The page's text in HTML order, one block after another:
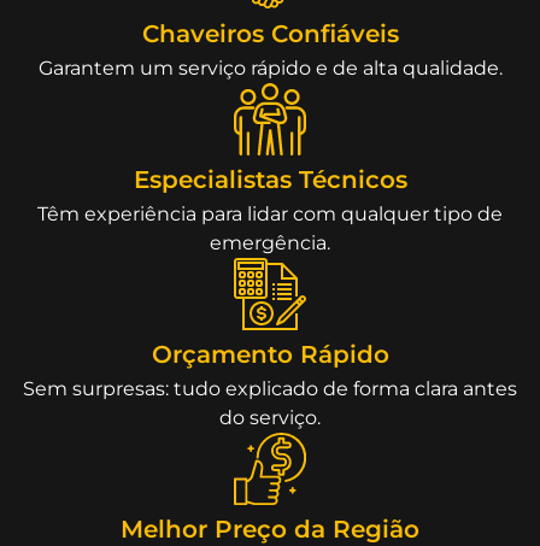
Chaveiros Confiáveis
Garantem um serviço rápido e de alta qualidade.
Especialistas Técnicos
Têm experiência para lidar com qualquer tipo de
emergência.
Orçamento Rápido
Sem surpresas: tudo explicado de forma clara antes
do serviço.
Melhor Preço da Região